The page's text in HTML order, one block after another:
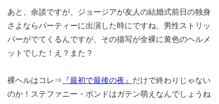
あと、余談ですが、ジョージアが友人の結婚式前日の独身
さよならパーティーに出演した時にですね、男性ストリッ
パーがでてくるんですが、その描写が全裸に黄色のヘルメ
ットでした！え？また？
裸ヘルはコレ⇒ 『最初で最後の夜』 だけで終わりじゃない
のか！ ステファニー・ボンドはガテン萌えなんでしょうね